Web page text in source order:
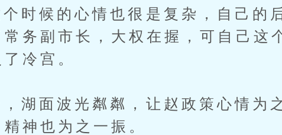
的心情也很是复杂，自己的
务副市长，大权在握，可自己这
冷宫。
波光粼粼，让赵政策心情为之
神也为之一振。